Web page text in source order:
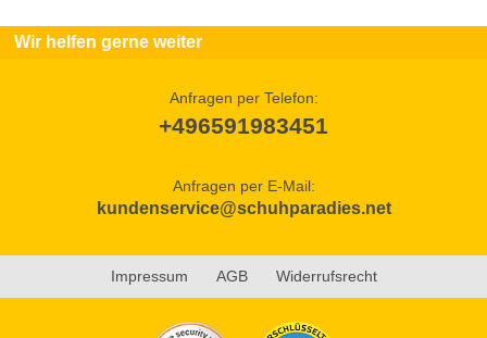
Wir helfen gerne weiter
Anfragen per Telefon:
+496591983451
Anfragen per E-Mail:
kundenservice@schuhparadies.net
Impressum AGB Widerrufsrecht